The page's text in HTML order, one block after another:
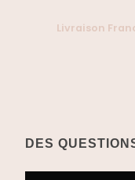
Livraison
DES